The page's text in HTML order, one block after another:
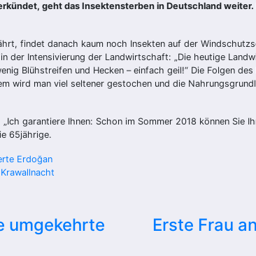
geht das Insektensterben in Deutschland
findet danach kaum noch Insekten auf der
der Intensivierung der Landwirtschaft: „Die heutige
Blühstreifen und Hecken – einfach geil!“ Die Folgen
wird man viel seltener gestochen und die
garantiere Ihnen: Schon im Sommer 2018 können
65jährige.
Erdoğan
umgekehrte
Erste Frau